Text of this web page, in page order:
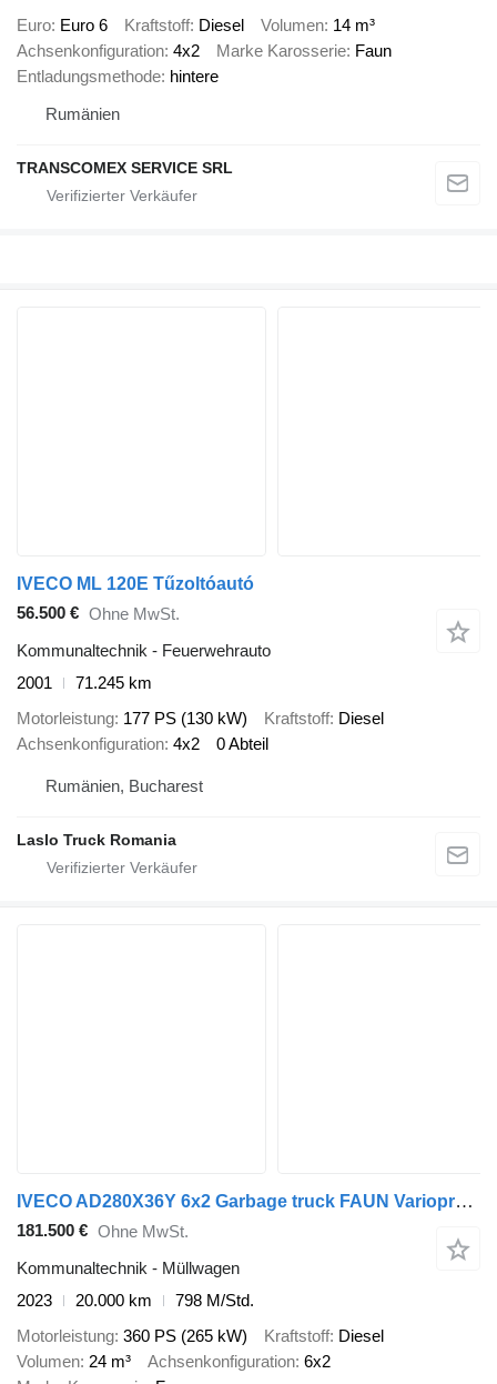
Euro Euro 6 Kraftstoff Diesel Volumen 14 m³
Achsenkonfiguration 4x2 Marke Karosserie Faun
Entladungsmethode hintere
Rumänien
TRANSCOMEX SERVICE SRL
IVECO ML 120E Tűzoltóautó
56.500 € Ohne MwSt.
Kommunaltechnik - Feuerwehrauto
2001
71.245 km
Motorleistung 177 PS (130 kW) Kraftstoff Diesel
Achsenkonfiguration 4x2 0 Abteil
Rumänien, Bucharest
Laslo Truck Romania
IVECO AD280X36Y 6x2 Garbage truck FAUN Variopress 524
181.500 € Ohne MwSt.
Kommunaltechnik - Müllwagen
2023
20.000 km
798 M/Std.
Motorleistung 360 PS (265 kW) Kraftstoff Diesel
Volumen 24 m³ Achsenkonfiguration 6x2